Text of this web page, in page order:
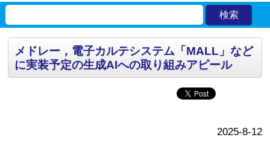
メドレー，電子カルテシステム「MALL」など
に実装予定の生成AIへの取り組みアピール
2025-8-12